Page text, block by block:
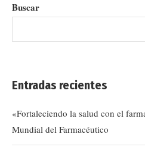
Buscar
Entradas recientes
«Fortaleciendo la salud con el
Mundial del Farmacéutico